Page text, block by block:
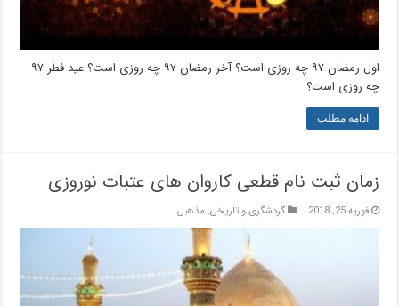
اول رمضان ۹۷ چه روزی است؟ آخر رمضان ۹۷ چه روزی است؟ عید فطر ۹۷
چه روزی است؟
ادامه مطلب
زمان ثبت نام قطعی کاروان های عتبات نوروزی
فوریه 25, 2018 گردشگری و تاریخی, مذهبی